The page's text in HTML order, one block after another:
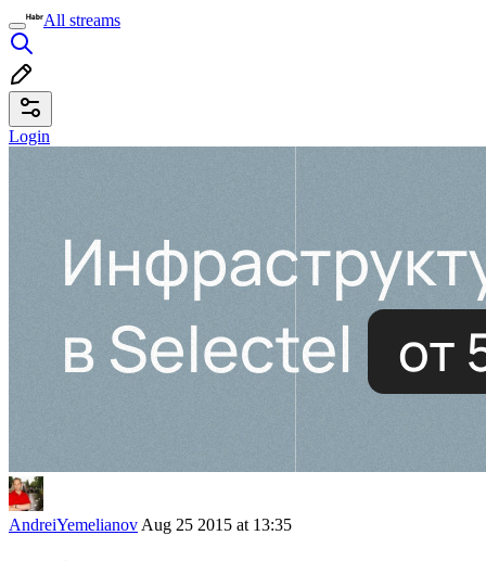
All streams
Login
AndreiYemelianov Aug 25 2015 at 13:35